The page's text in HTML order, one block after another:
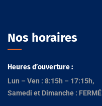
Nos horaires
Heures d’ouverture :
Lun – Ven : 8:15h – 17:15h,
Samedi et Dimanche : FERMÉ